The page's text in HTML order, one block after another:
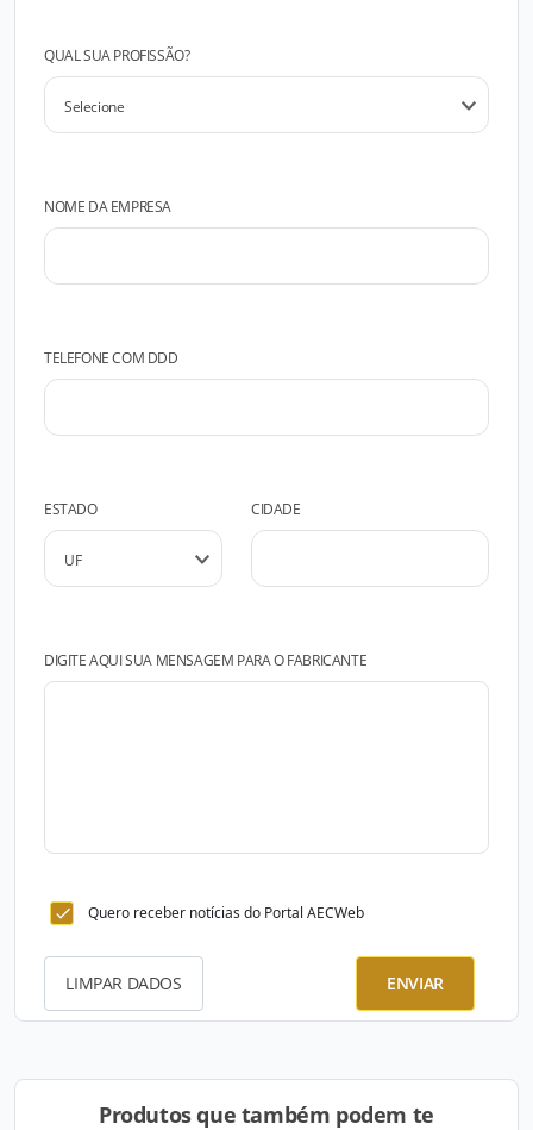
QUAL SUA PROFISSÃO?
NOME DA EMPRESA
TELEFONE COM DDD
ESTADO CIDADE
DIGITE AQUI SUA MENSAGEM PARA O FABRICANTE
Quero receber notícias do Portal AECWeb
LIMPAR DADOS ENVIAR
Produtos que também podem te